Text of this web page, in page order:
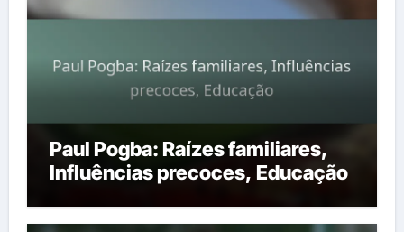
Paul Pogba: Raízes familiares,
Influências precoces, Educação